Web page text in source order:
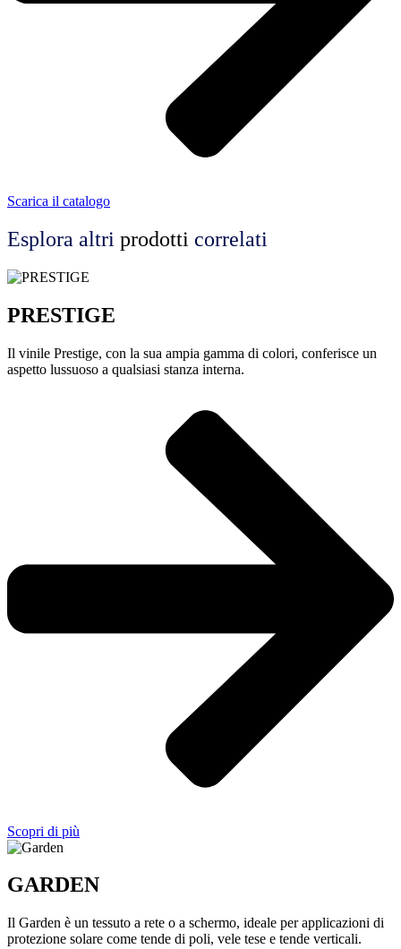
Scarica il catalogo
Esplora altri prodotti correlati
PRESTIGE
Il vinile Prestige, con la sua ampia gamma di colori, conferisce un
aspetto lussuoso a qualsiasi stanza interna.
Scopri di più
GARDEN
Il Garden è un tessuto a rete o a schermo, ideale per applicazioni di
protezione solare come tende di poli, vele tese e tende verticali.